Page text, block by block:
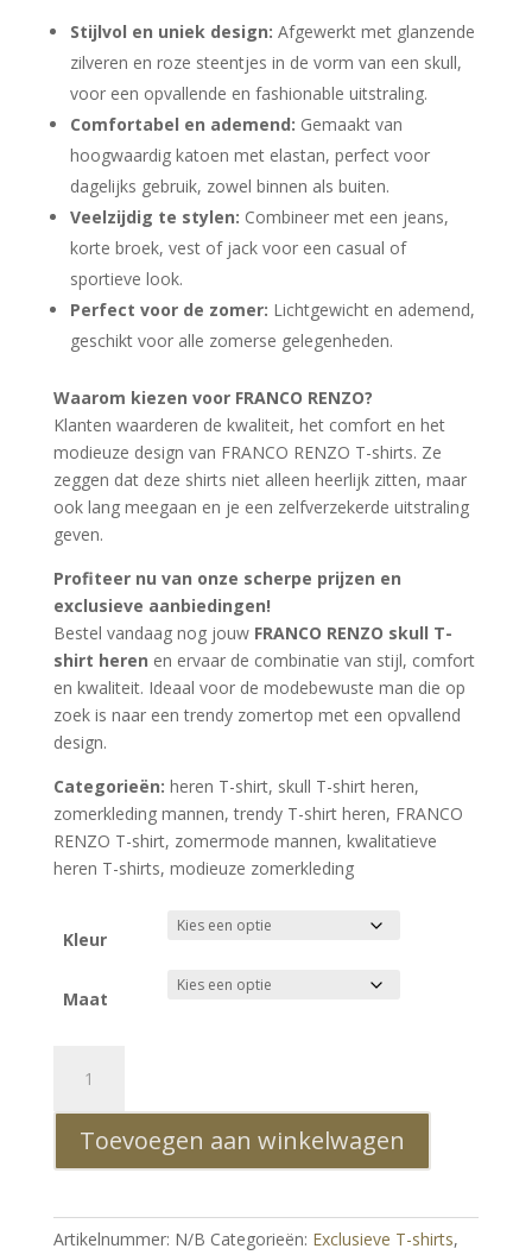
Stijlvol en uniek design: Afgewerkt met glanzende
zilveren en roze steentjes in de vorm van een skull,
voor een opvallende en fashionable uitstraling.
Comfortabel en ademend: Gemaakt van
hoogwaardig katoen met elastan, perfect voor
dagelijks gebruik, zowel binnen als buiten.
Veelzijdig te stylen: Combineer met een jeans,
korte broek, vest of jack voor een casual of
sportieve look.
Perfect voor de zomer: Lichtgewicht en ademend,
geschikt voor alle zomerse gelegenheden.
Waarom kiezen voor FRANCO RENZO?
Klanten waarderen de kwaliteit, het comfort en het
modieuze design van FRANCO RENZO T-shirts. Ze
zeggen dat deze shirts niet alleen heerlijk zitten, maar
ook lang meegaan en je een zelfverzekerde uitstraling
geven.
Profiteer nu van onze scherpe prijzen en
exclusieve aanbiedingen!
Bestel vandaag nog jouw FRANCO RENZO skull T-
shirt heren en ervaar de combinatie van stijl, comfort
en kwaliteit. Ideaal voor de modebewuste man die op
zoek is naar een trendy zomertop met een opvallend
design.
Categorieën: heren T-shirt, skull T-shirt heren,
zomerkleding mannen, trendy T-shirt heren, FRANCO
RENZO T-shirt, zomermode mannen, kwalitatieve
heren T-shirts, modieuze zomerkleding
Kleur
Maat
RENZO
Trendy
Ronde
Hals
Skull
T-
Toevoegen aan winkelwagen
Artikelnummer: N/B Categorieën: Exclusieve T-shirts,